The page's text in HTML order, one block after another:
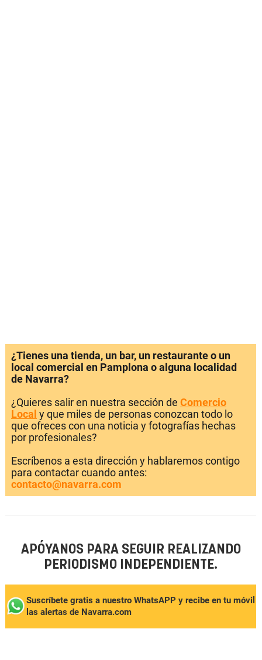
¿Tienes una tienda, un bar, un restaurante o un
local comercial en Pamplona o alguna localidad
de Navarra?
¿Quieres salir en nuestra sección de Comercio
Local y que miles de personas conozcan todo lo
que ofreces con una noticia y fotografías hechas
por profesionales?
Escríbenos a esta dirección y hablaremos contigo
para contactar cuando antes:
contacto@navarra.com
APÓYANOS PARA SEGUIR REALIZANDO
PERIODISMO INDEPENDIENTE.
Suscríbete gratis a nuestro WhatsAPP y recibe en tu móvil
las alertas de Navarra.com